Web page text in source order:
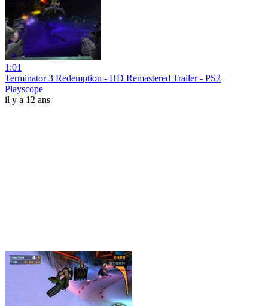
1:01
Terminator 3 Redemption - HD Remastered Trailer - PS2
Playscope
il y a 12 ans